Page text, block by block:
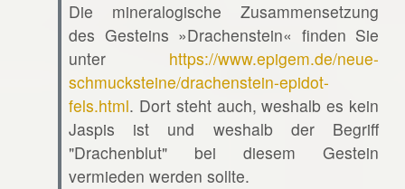
Die mineralogische Zusammensetzung
des Gesteins »Drachenstein« finden Sie
unter https://www.epigem.de/neue-
schmucksteine/drachenstein-epidot-
fels.html. Dort steht auch, weshalb es kein
Jaspis ist und weshalb der Begriff
"Drachenblut" bei diesem Gestein
vermieden werden sollte.